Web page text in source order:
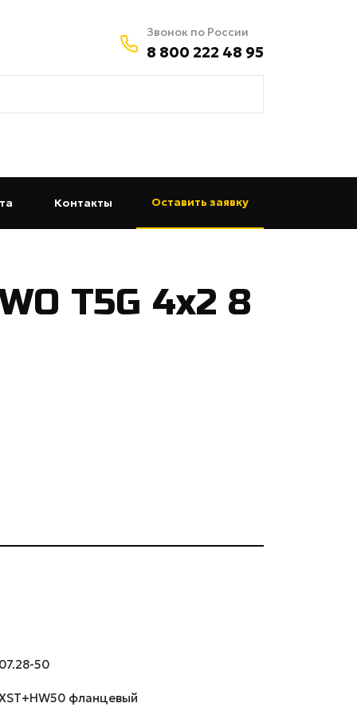
Звонок по России
8 800 222 48 95
(current)Контакты (current)Оставить заявку
T5G 4x2 8
50
фланцевый